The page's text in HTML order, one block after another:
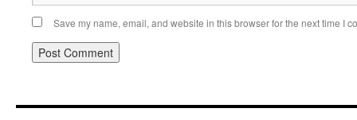
Save my name, email, and website in this browser for the next time I